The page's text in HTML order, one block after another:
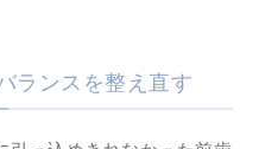
ランスを整え直す